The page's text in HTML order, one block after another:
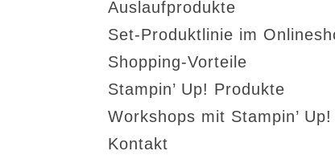
Auslaufprodukte
Set-Produktlinie im
Shopping-Vorteile
Stampin’ Up! Produkte
Workshops mit Stampin’ Up!
Kontakt